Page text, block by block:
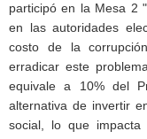
participó en la Mesa 2
en las autoridades
costo de la
erradicar este
equivale a 10% del
alternativa de invertir
social, lo que impacta